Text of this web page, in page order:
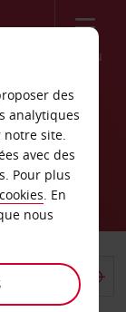
Menu
des
analytiques
notre site.
avec des
Pour plus
. En
nous